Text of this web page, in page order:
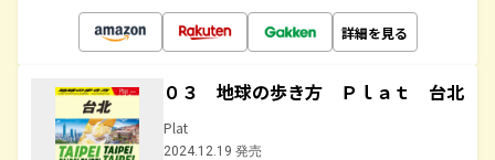
詳細を見る
０３ 地球の歩き方 Ｐｌａｔ 台北
Plat
2024.12.19 発売